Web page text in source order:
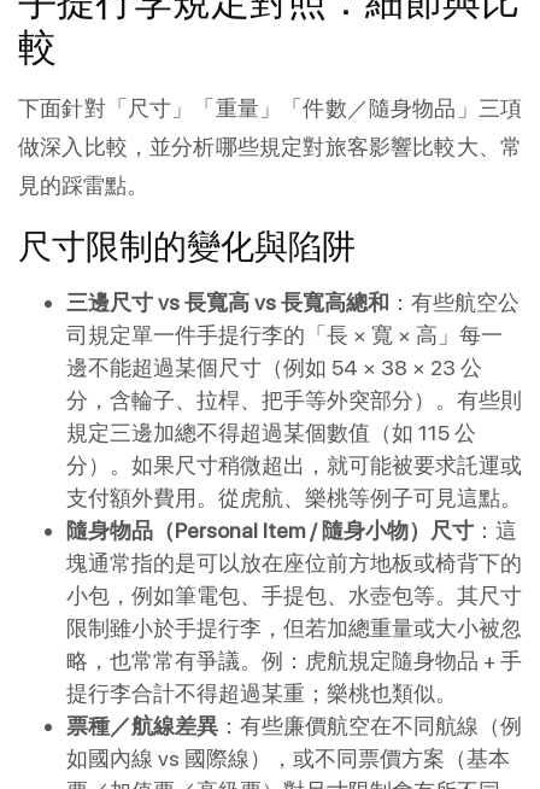
較
下面針對「尺寸」「重量」「件數／隨身物品」三項
做深入比較，並分析哪些規定對旅客影響比較大、常
見的踩雷點。
尺寸限制的變化與陷阱
三邊尺寸 vs 長寬高 vs 長寬高總和 ：有些航空公
司規定單一件手提行李的「長 × 寬 × 高」每一
邊不能超過某個尺寸（例如 54 × 38 × 23 公
分，含輪子、拉桿、把手等外突部分）。有些則
規定三邊加總不得超過某個數值（如 115 公
分）。如果尺寸稍微超出，就可能被要求託運或
支付額外費用。從虎航、樂桃等例子可見這點。
隨身物品（Personal Item / 隨身小物）尺寸 ：這
塊通常指的是可以放在座位前方地板或椅背下的
小包，例如筆電包、手提包、水壺包等。其尺寸
限制雖小於手提行李，但若加總重量或大小被忽
略，也常常有爭議。例：虎航規定隨身物品 + 手
提行李合計不得超過某重；樂桃也類似。
票種／航線差異 ：有些廉價航空在不同航線（例
如國內線 vs 國際線），或不同票價方案（基本